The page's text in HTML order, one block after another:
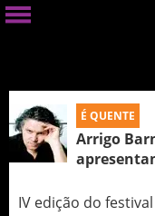
É QUENTE
Arrigo
IV edição do